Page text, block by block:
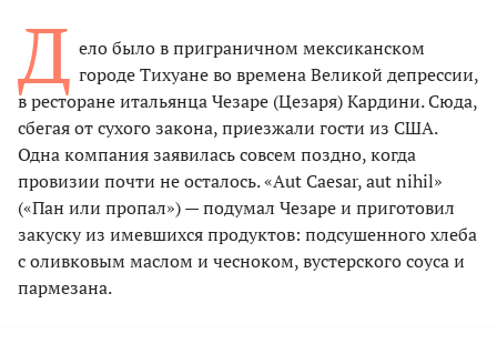
Д ело было в пригра­­ничном мексиканском
городе Тихуане во времена Великой депрессии,
в ресторане итальянца Чезаре (Цезаря) Кардини. Сюда,
сбегая от сухого закона, приезжали гости из США.
Одна компания заявилась совсем поздно, когда
провизии почти не осталось. «Aut Caesar, aut nihil»
(«Пан или пропал») — подумал Чезаре и приготовил
закуску из имевшихся продуктов: подсушенного хлеба
с оливковым маслом и чесноком, вустерского соуса и
пармезана.